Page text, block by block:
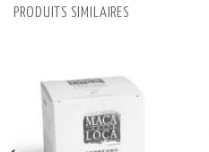
a
Les
options
peuvent
PRODUITS SIMILAIRES